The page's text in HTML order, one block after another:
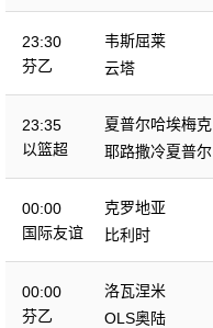
23:30
芬乙
韦斯屈莱
云塔
23:35
以篮超
夏普尔哈埃梅克
耶路撒冷夏普尔
00:00
国际友谊
克罗地亚
比利时
00:00
芬乙
洛瓦涅米
OLS奥陆